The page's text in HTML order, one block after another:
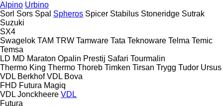
Alpino Urbino
Sorl Sors Spal Spheros Spicer Stabilus Stoneridge Sutrak
Suzuki
SX4
Swagelok TAM TRW Tamware Tata Teknoware Telma Temic
Temsa
LD MD Maraton Opalin Prestij Safari Tourmalin
Thermo King Thermo Thoreb Timken Tirsan Trygg Tudor Ursus
VDL Berkhof VDL Bova
FHD Futura Magiq
VDL Jonckheere VDL
Futura